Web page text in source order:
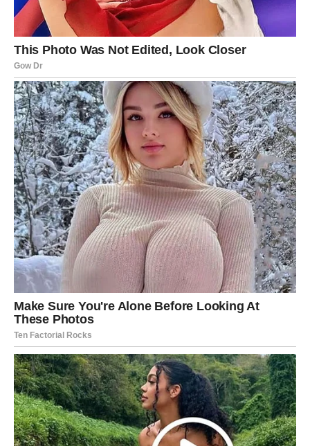
Vodolija
Vodolijama kraj sedmice donosi neočekivano poznanstvo
koje će ih iznenaditi prirodnim tokom razvoja. Sve će se
odvijati bez pritiska, ali sa mnogo iskrenih emocija.
Ako ste u vezi, partner će pokazati više pažnje i
razumijevanja nego ranije.
Ribe
Ribe će osjetiti da ljubav ponovo zauzima posebno
mjesto u njihovom životu. Slobodne Ribe imaju priliku
upoznati osobu uz koju će se osjećati potpuno opušteno i
prihvaćeno.
Ako ste zauzeti, očekuju vas nježni trenuci, iskreni
razgovori i osjećaj da ste uz pravu osobu.
Do kraja sedmice zvijezde donose priliku za ljubavne
preokrete koji će mnogima ostati u lijepom sjećanju.
Nekome će srce pronaći mir uz novu osobu, neko će
učvrstiti postojeću vezu, a pojedini će shvatiti da prava